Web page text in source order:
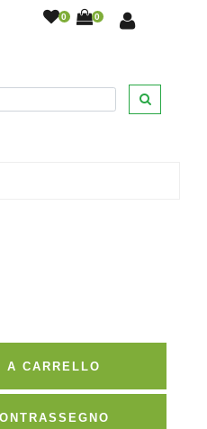
0 0
porte e finestre per
A CARRELLO